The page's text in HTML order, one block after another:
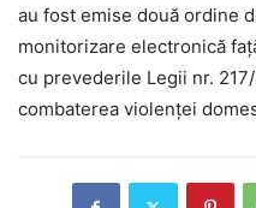
au fost emise două ordine
monitorizare electronică
cu prevederile Legii nr.
combaterea violenței